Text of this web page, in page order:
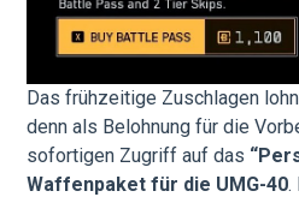
Das frühzeitige Zuschlagen
denn als Belohnung für die
sofortigen Zugriff auf das
Waffenpaket für die UMG-40.